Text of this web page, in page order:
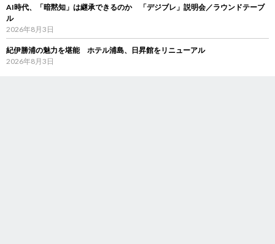
AI時代、「暗黙知」は継承できるのか 「デジブレ」説明会／ラウンドテーブ
ル
2026年8月3日
紀伊勝浦の魅力を堪能 ホテル浦島、日昇館をリニューアル
2026年8月3日